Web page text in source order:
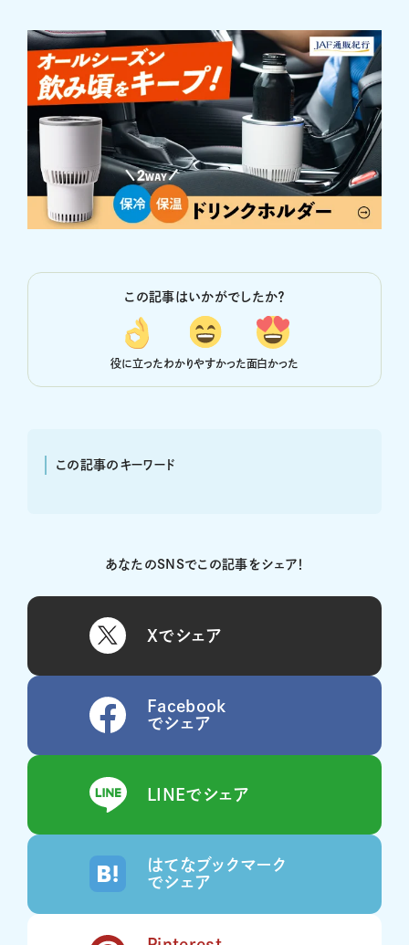
この記事はいかがでしたか？
役に立ったわかりやすかった面白かった
この記事のキーワード
あなたのSNSでこの記事をシェア！
Xでシェア
Facebook
でシェア
LINEでシェア
はてなブックマーク
でシェア